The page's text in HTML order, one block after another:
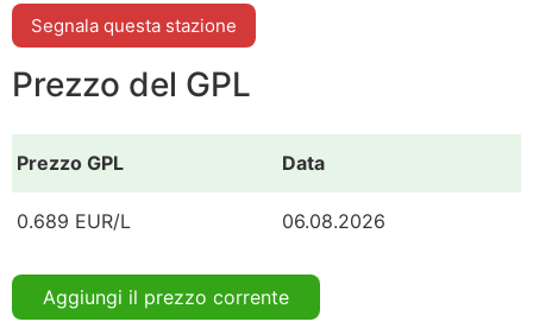
Segnala questa stazione
Prezzo del GPL
Prezzo GPL Data
0.689 EUR/L 06.08.2026
Aggiungi il prezzo corrente